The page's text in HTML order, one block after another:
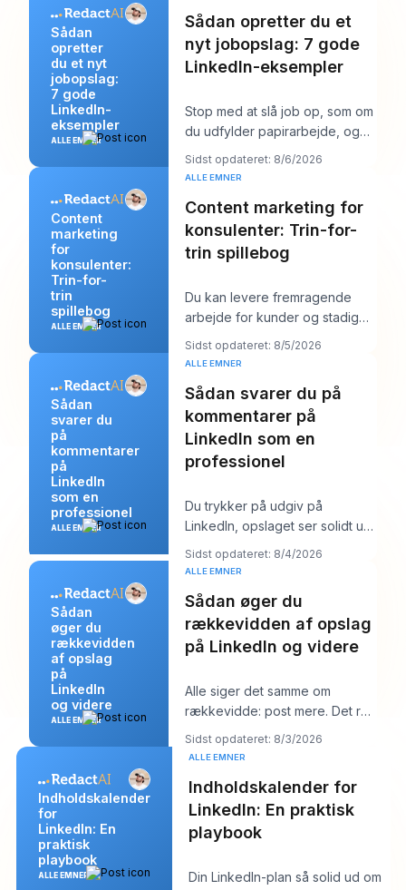
Sådan
opretter
du et nyt
jobopslag:
7 gode
LinkedIn-
eksempler
ALLE EMNER
Sådan opretter du et
nyt jobopslag: 7 gode
LinkedIn-eksempler
Stop med at slå job op, som om
du udfylder papirarbejde, og
begynd at skrive dem, som om
du prøver a
Sidst opdateret: 8/6/2026
Content
marketing
for
konsulenter:
Trin-for-
trin
spillebog
ALLE EMNER
ALLE EMNER
Content marketing for
konsulenter: Trin-for-
trin spillebog
Du kan levere fremragende
arbejde for kunder og stadig
føle dig mærkeligt usynlig
online. Arbejdet b
Sidst opdateret: 8/5/2026
Sådan
svarer du
på
kommentarer
på
LinkedIn
som en
professionel
ALLE EMNER
ALLE EMNER
Sådan svarer du på
kommentarer på
LinkedIn som en
professionel
Du trykker på udgiv på
LinkedIn, opslaget ser solidt ud,
og så begynder arbejdet. Et
par kommentarer
Sidst opdateret: 8/4/2026
Sådan
øger du
rækkevidden
af opslag
på
LinkedIn
og videre
ALLE EMNER
ALLE EMNER
Sådan øger du
rækkevidden af opslag
på LinkedIn og videre
Alle siger det samme om
rækkevidde: post mere. Det råd
lyder produktivt, men det
skjuler som regel k
Sidst opdateret: 8/3/2026
Indholdskalender
for
LinkedIn: En
praktisk
playbook
ALLE EMNER
ALLE EMNER
Indholdskalender for
LinkedIn: En praktisk
playbook
Din LinkedIn-plan så solid ud om